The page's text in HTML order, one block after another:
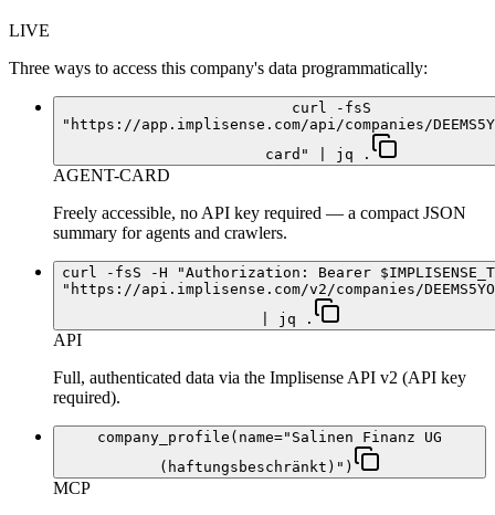
LIVE
Three ways to access this company's data programmatically:
curl -fsS
"https://app.implisense.com/api/companies/
card" | jq .
AGENT-CARD
Freely accessible, no API key required — a compact JSON
summary for agents and crawlers.
curl -fsS -H "Authorization: Bearer
"https://api.implisense.com/v2/companies/
| jq .
API
Full, authenticated data via the Implisense API v2 (API key
required).
company_profile(name="Salinen Finanz UG
(haftungsbeschränkt)")
MCP